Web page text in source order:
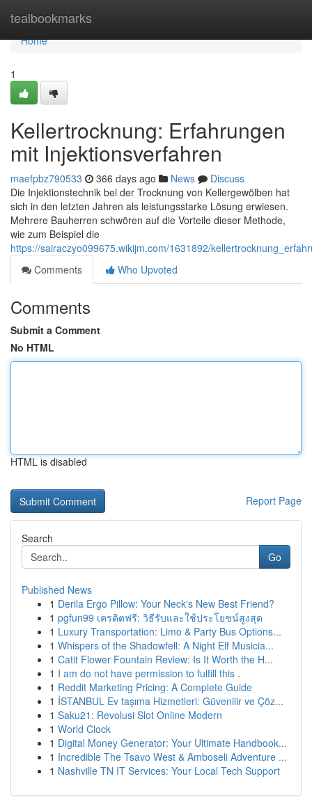
tealbookmarks
Home
Home
1
Kellertrocknung: Erfahrungen
mit Injektionsverfahren
maefpbz790533 366 days ago News
Discuss
Die Injektionstechnik bei der Trocknung von Kellergewölben hat
sich in den letzten Jahren als leistungsstarke Lösung erwiesen.
Mehrere Bauherren schwören auf die Vorteile dieser Methode,
wie zum Beispiel die
https://sairaczyo099675.wikijm.com/1631892/
Comments
Who Upvoted
Comments
Submit a Comment
No HTML
HTML is disabled
Report Page
Search
Go
Published News
1 Derila Ergo Pillow: Your Neck's New Best Friend?
1 pgfun99 เครดิตฟรี: วิธีรับและใช้ประโยชน์สูงสุด
1 Luxury Transportation: Limo & Party Bus Options...
1 Whispers of the Shadowfell: A Night Elf Musicia...
1 Catit Flower Fountain Review: Is It Worth the H...
1 I am do not have permission to fulfill this .
1 Reddit Marketing Pricing: A Complete Guide
1 İSTANBUL Ev taşıma Hizmetleri: Güvenilir ve Çöz...
1 Saku21: Revolusi Slot Online Modern
1 World Clock
1 Digital Money Generator: Your Ultimate Handbook...
1 Incredible The Tsavo West & Amboseli Adventure ...
1 Nashville TN IT Services: Your Local Tech Support